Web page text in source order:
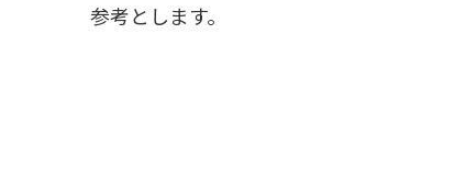
参考とします。